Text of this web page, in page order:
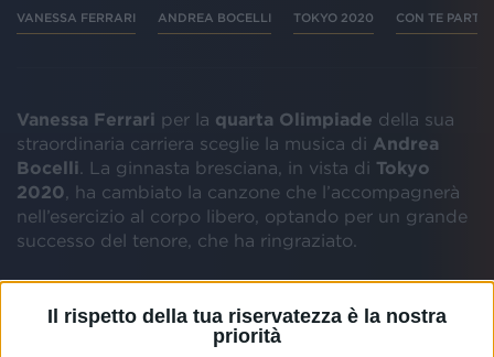
Il rispetto della tua riservatezza è la nostra
priorità
VANESSA FERRARI ANDREA BOCELLI TOKYO 2020 CON TE
Vanessa Ferrari per la quarta Olimpiade della sua
straordinaria carriera sceglie la musica di Andrea
Bocelli . La ginnasta bresciana, in vista di Tokyo
2020 , ha cambiato la canzone che l’accompagnerà
nell’esercizio al corpo libero, optando per un grande
successo del tenore, che ha ringraziato.
te partirò” di Andrea Bocellial posto di “ Bella ciao
L’artista toscano ha ringraziato con un